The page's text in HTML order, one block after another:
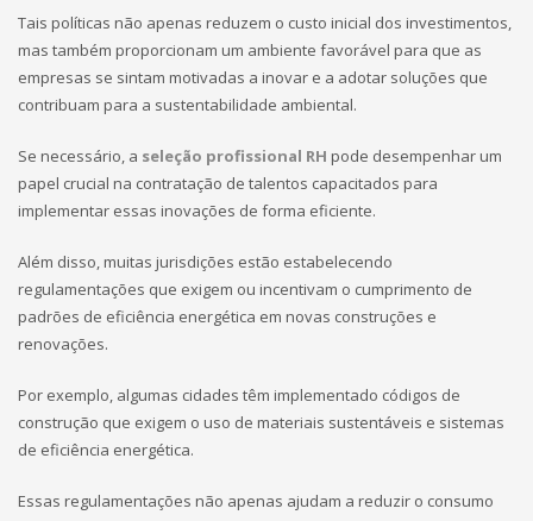
Tais políticas não apenas reduzem o custo inicial dos investimentos,
mas também proporcionam um ambiente favorável para que as
empresas se sintam motivadas a inovar e a adotar soluções que
contribuam para a sustentabilidade ambiental.
Se necessário, a seleção profissional RH pode desempenhar um
papel crucial na contratação de talentos capacitados para
implementar essas inovações de forma eficiente.
Além disso, muitas jurisdições estão estabelecendo
regulamentações que exigem ou incentivam o cumprimento de
padrões de eficiência energética em novas construções e
renovações.
Por exemplo, algumas cidades têm implementado códigos de
construção que exigem o uso de materiais sustentáveis e sistemas
de eficiência energética.
Essas regulamentações não apenas ajudam a reduzir o consumo